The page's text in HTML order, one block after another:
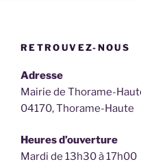
RETROUVEZ-NOUS
Adresse
Mairie de Thorame-
04170, Thorame-Haute
Heures d’ouverture
Mardi de 13h30 à 17h00